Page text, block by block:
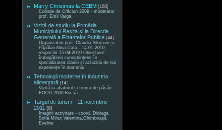
Marry Christmas la CEBM [160]
Colinde de Crăciun 2009 - moderator
prof. Emil Varga
Vizită de studiu la Primăria
Municipiului Reșița și la Direcția
Generală a Finanțelor Publice [44]
Organizatori prof. Claudia Stoiconi și
Păpălan Alina Data : 14.01.2010,
respectiv 15.04.2010 Obiectivul :
îmbogățirea cunoștiințelor în
specializarea clasei și achiziția de noi
experiențe în domeniu
Tehnologii moderne în industria
alimentară [14]
Vizită la abatorul și ferma de păsări
FOOD 2000 Bocșa
Targul de turism - 11 noiembrie
2011 [9]
Imagini activitate - coord. Didraga
Sofia,Mihuț Valentina,Ghimboașă
Eveline